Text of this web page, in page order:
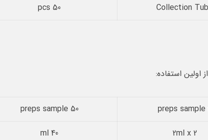
Collection
50 pcs
50 preps sample
2ml x 2
40 ml